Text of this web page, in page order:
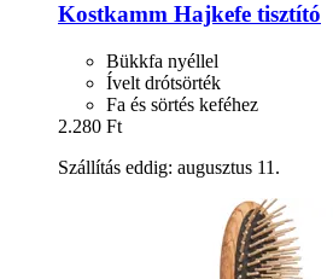
Kostkamm Hajkefe tisztító
Bükkfa nyéllel
Ívelt drótsörték
Fa és sörtés keféhez
2.280 Ft
Szállítás eddig: augusztus 11.